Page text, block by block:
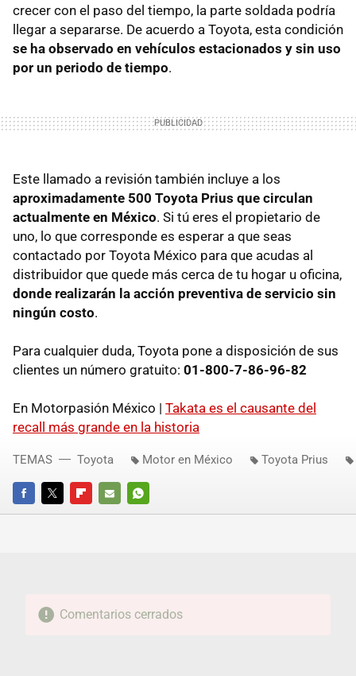
crecer con el paso del tiempo, la parte soldada podría
llegar a separarse. De acuerdo a Toyota, esta condición
se ha observado en vehículos estacionados y sin uso
por un periodo de tiempo.
Este llamado a revisión también incluye a los
aproximadamente 500 Toyota Prius que circulan
actualmente en México. Si tú eres el propietario de
uno, lo que corresponde es esperar a que seas
contactado por Toyota México para que acudas al
distribuidor que quede más cerca de tu hogar u oficina,
donde realizarán la acción preventiva de servicio sin
ningún costo.
Para cualquier duda, Toyota pone a disposición de sus
clientes un número gratuito: 01-800-7-86-96-82
En Motorpasión México | Takata es el causante del
recall más grande en la historia
FACEBOOKTWITTERFLIPBOARD
E-
WHATSAPP
TEMAS Toyota Motor en México Toyota Prius
Comentarios cerrados